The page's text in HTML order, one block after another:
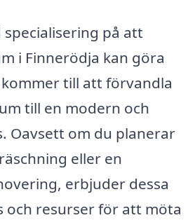
på att
i Finnerödja kan göra
till att förvandla
till en modern och
Oavsett om du planerar
eller en
erbjuder dessa
och resurser för att möta